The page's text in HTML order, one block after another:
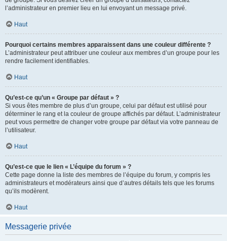
l’administrateur en premier lieu en lui envoyant un message privé.
Haut
Pourquoi certains membres apparaissent dans une couleur différente ?
L’administrateur peut attribuer une couleur aux membres d’un groupe pour les
rendre facilement identifiables.
Haut
Qu’est-ce qu’un « Groupe par défaut » ?
Si vous êtes membre de plus d’un groupe, celui par défaut est utilisé pour
déterminer le rang et la couleur de groupe affichés par défaut. L’administrateur
peut vous permettre de changer votre groupe par défaut via votre panneau de
l’utilisateur.
Haut
Qu’est-ce que le lien « L’équipe du forum » ?
Cette page donne la liste des membres de l’équipe du forum, y compris les
administrateurs et modérateurs ainsi que d’autres détails tels que les forums
qu’ils modèrent.
Haut
Messagerie privée